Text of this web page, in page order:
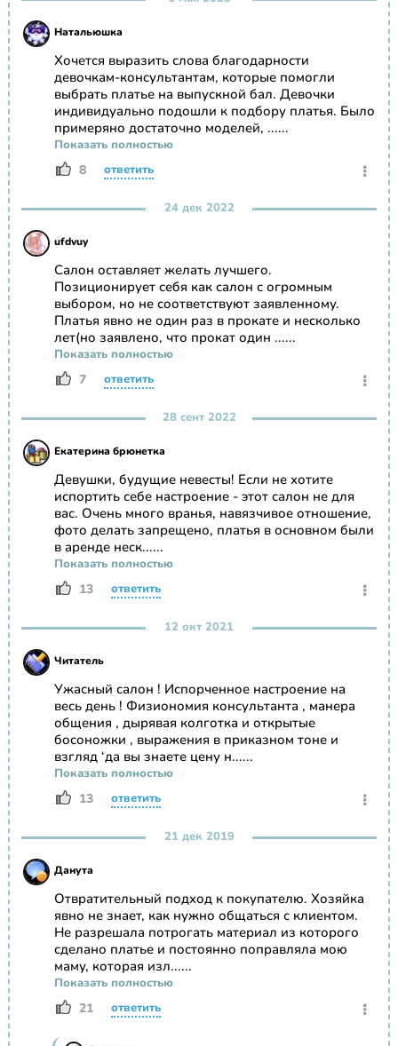
Натальюшка
Хочется выразить слова благодарности
девочкам-консультантам, которые помогли
выбрать платье на выпускной бал. Девочки
индивидуально подошли к подбору платья. Было
примеряно достаточно моделей, ......
Показать полностью
8 ответить
24 дек 2022
ufdvuy
Салон оставляет желать лучшего.
Позиционирует себя как салон с огромным
выбором, но не соответствуют заявленному.
Платья явно не один раз в прокате и несколько
лет(но заявлено, что прокат один ......
Показать полностью
7 ответить
28 сент 2022
Екатерина брюнетка
Девушки, будущие невесты! Если не хотите
испортить себе настроение - этот салон не для
вас. Очень много вранья, навязчивое отношение,
фото делать запрещено, платья в основном были
в аренде неск......
Показать полностью
13 ответить
12 окт 2021
Читатель
Ужасный салон ! Испорченное настроение на
весь день ! Физиономия консультанта , манера
общения , дырявая колготка и открытые
босоножки , выражения в приказном тоне и
взгляд ‘да вы знаете цену н......
Показать полностью
13 ответить
21 дек 2019
Данута
Отвратительный подход к покупателю. Хозяйка
явно не знает, как нужно общаться с клиентом.
Не разрешала потрогать материал из которого
сделано платье и постоянно поправляла мою
маму, которая изл......
Показать полностью
21 ответить